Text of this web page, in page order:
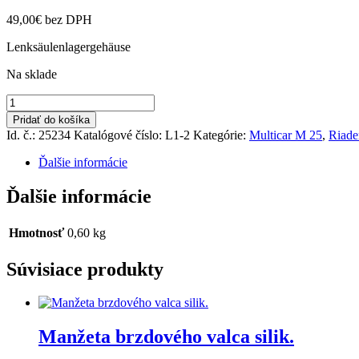
49,00€ bez DPH
Lenksäulenlagergehäuse
Na sklade
množstvo
Púzdro
volantu
hliníkové
Pridať do košíka
Id. č.: 25234 Katalógové číslo: L1-2 Kategórie: Multicar M 25,
Ďalšie informácie
Ďalšie informácie
Hmotnosť 0,60 kg
Súvisiace produkty
Manžeta brzdového valca silik.